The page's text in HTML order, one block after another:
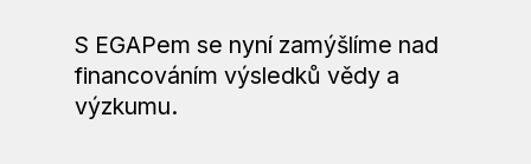
S EGAPem se nyní zamýšlíme nad
financováním výsledků vědy a
výzkumu.